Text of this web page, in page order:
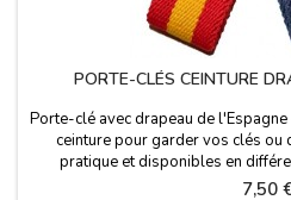
PORTE-CLÉS CEINTURE
Porte-clé avec drapeau de
ceinture pour garder vos clés ou
pratique et disponibles en
Espagne.Taille:
Prix
7,50